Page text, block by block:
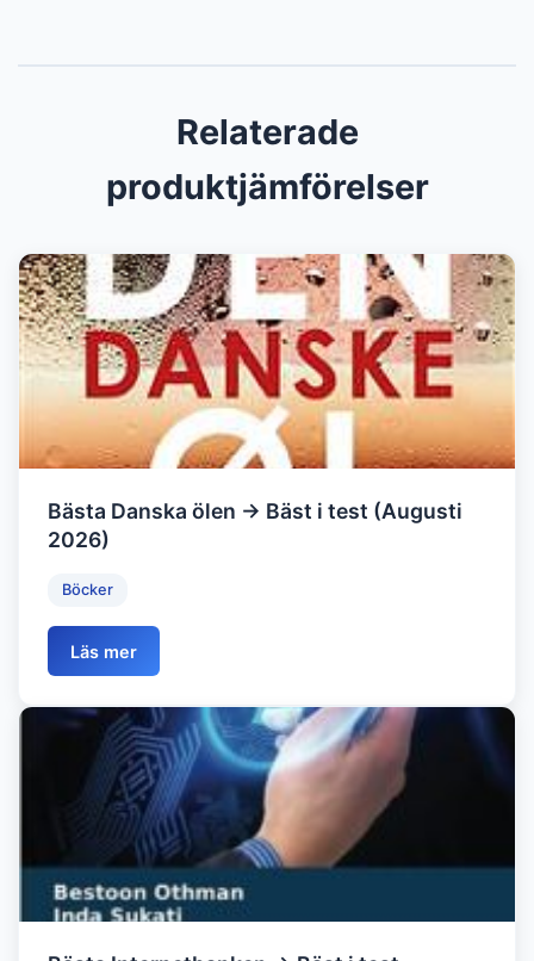
Relaterade
produktjämförelser
Bästa Danska ölen → Bäst i test (Augusti
2026)
Böcker
Läs mer